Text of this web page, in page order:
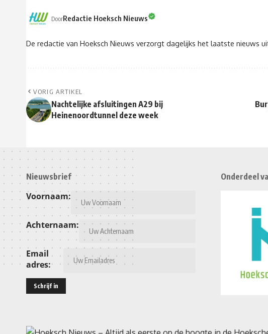
DoorRedactie Hoeksch Nieuws
De redactie van Hoeksch Nieuws verzorgt dagelijks het laatste nieuws
VORIG ARTIKEL
Nachtelijke afsluitingen A29 bij
Heinenoordtunnel deze week
Nieuwsbrief
Voornaam:
Achternaam:
Email
adres:
Onderdeel